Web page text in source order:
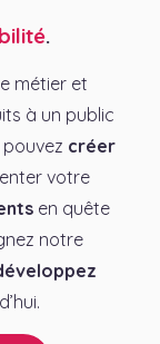
.
métier et
à un public
pouvez créer
votre
en quête
notre